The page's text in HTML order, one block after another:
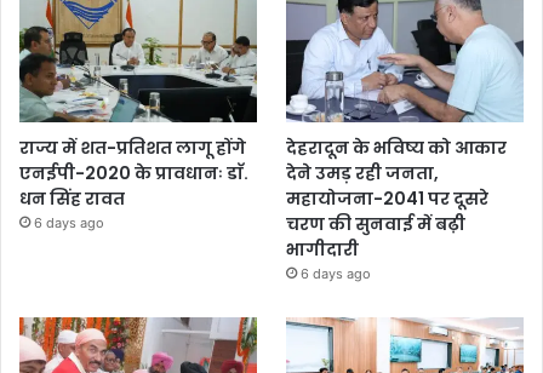
राज्य में शत-प्रतिशत लागू होंगे
एनईपी-2020 के प्रावधानः डाॅ.
धन सिंह रावत
6 days ago
देहरादून के भविष्य को आकार
देने उमड़ रही जनता,
महायोजना-2041 पर दूसरे
चरण की सुनवाई में बढ़ी
भागीदारी
6 days ago